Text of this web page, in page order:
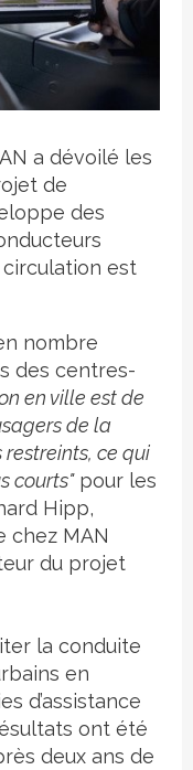
a dévoilé les
de
des
circulation est
nombre
des centres-
en ville est de
de la
ce qui
courts"pour les
Hipp,
chez MAN
du projet
la conduite
en
d’assistance
ont été
deux ans de